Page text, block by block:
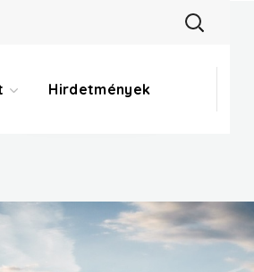
Hirdetmények